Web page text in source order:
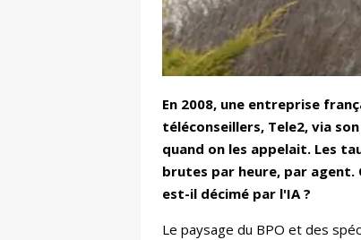
En 2008, une entreprise
téléconseillers, Tele2, via
quand on les appelait. Les
brutes par heure, par agent.
est-il décimé par l'IA ?
Le paysage du BPO et des